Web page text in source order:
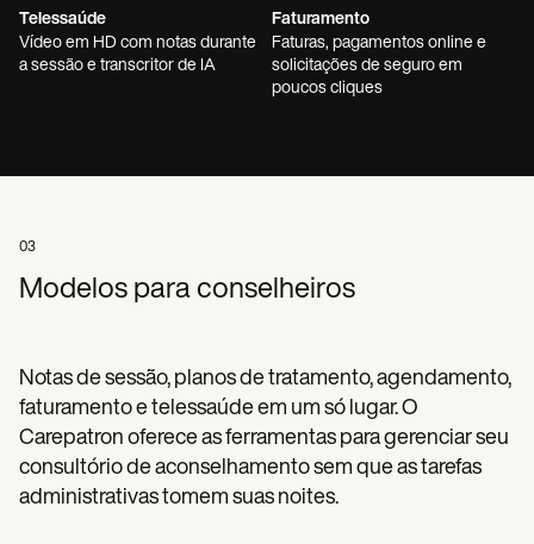
Telessaúde
Vídeo em HD com notas durante
a sessão e transcritor de IA
Faturamento
Faturas, pagamentos online e
solicitações de seguro em
poucos cliques
03
Modelos para conselheiros
Notas de sessão, planos de tratamento, agendamento,
faturamento e telessaúde em um só lugar. O
Carepatron oferece as ferramentas para gerenciar seu
consultório de aconselhamento sem que as tarefas
administrativas tomem suas noites.